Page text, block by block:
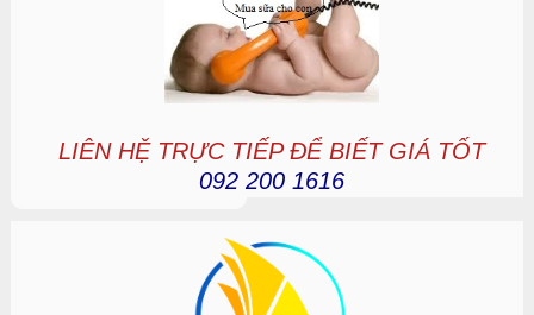
LIÊN HỆ TRỰC TIẾP ĐỂ BIẾT GIÁ TỐT
092 200 1616